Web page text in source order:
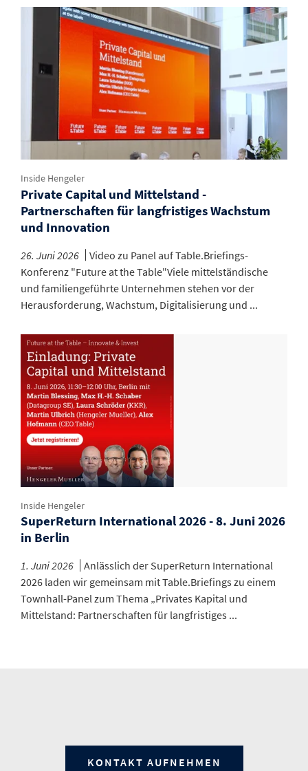
Inside Hengeler
Private Capital und Mittelstand -
Partnerschaften für langfristiges Wachstum
und Innovation
26. Juni 2026
Video zu Panel auf Table.Briefings-
Konferenz "Future at the Table"Viele mittelständische
und familiengeführte Unternehmen stehen vor der
Herausforderung, Wachstum, Digitalisierung und ...
Inside Hengeler
SuperReturn International 2026 - 8. Juni 2026
in Berlin
1. Juni 2026
Anlässlich der SuperReturn International
2026 laden wir gemeinsam mit Table.Briefings zu einem
Townhall-Panel zum Thema „Privates Kapital und
Mittelstand: Partnerschaften für langfristiges ...
KONTAKT AUFNEHMEN